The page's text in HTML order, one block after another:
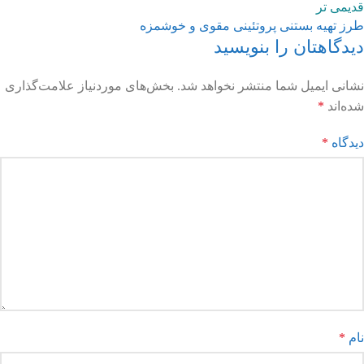
قدیمی تر
طرز تهیه بستنی پروتئینی مقوی و خوشمزه
دیدگاهتان را بنویسید
نشانی ایمیل شما منتشر نخواهد شد. بخش‌های موردنیاز علامت‌گذاری
شده‌اند *
دیدگاه *
نام *